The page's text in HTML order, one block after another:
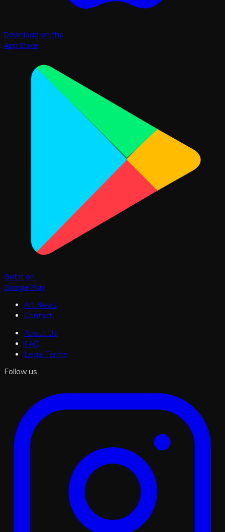
Download on the
App Store
Get it on
Google Play
Art News
Contact
About Us
FAQ
Legal Terms
Follow us